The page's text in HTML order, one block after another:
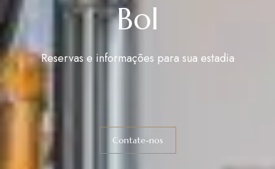
Bol
Reservas e informações para sua estadia
Contate-nos